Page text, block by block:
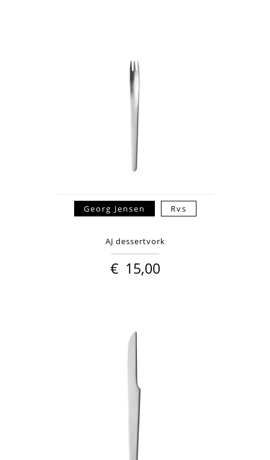
Georg Jensen Rvs
AJ dessertvork
€ 15,00